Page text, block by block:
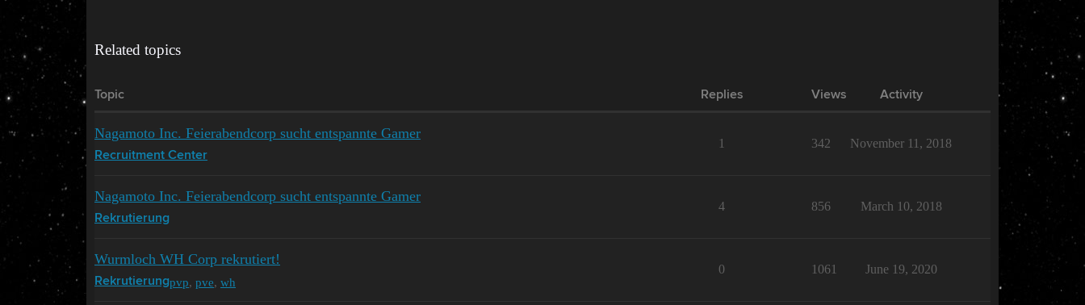
Related topics
Topic Replies Views Activity
Nagamoto Inc. Feierabendcorp sucht entspannte Gamer
Recruitment Center
1 342 November 11, 2018
Nagamoto Inc. Feierabendcorp sucht entspannte Gamer
Rekrutierung
4 856 March 10, 2018
Wurmloch WH Corp rekrutiert!
Rekrutierungpvp, pve, wh
0 1061 June 19, 2020